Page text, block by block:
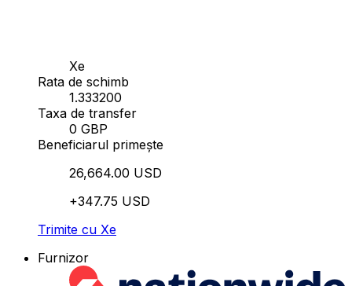
Xe
Rata de schimb
1.333200
Taxa de transfer
0 GBP
Beneficiarul primește
26,664.00 USD
+347.75 USD
Trimite cu Xe
Furnizor